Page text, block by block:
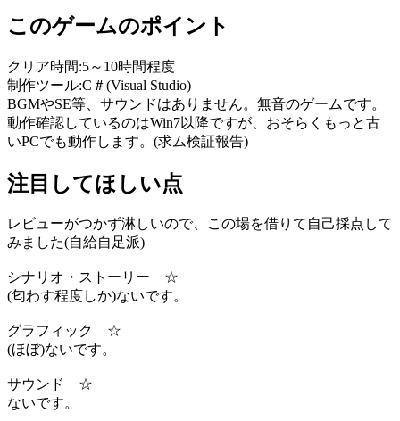
このゲームのポイント
クリア時間:5～10時間程度
制作ツール:C＃(Visual Studio)
BGMやSE等、サウンドはありません。無音のゲームです。
動作確認しているのはWin7以降ですが、おそらくもっと古
いPCでも動作します。(求ム検証報告)
注目してほしい点
レビューがつかず淋しいので、この場を借りて自己採点して
みました(自給自足派)
シナリオ・ストーリー ☆
(匂わす程度しか)ないです。
グラフィック ☆
(ほぼ)ないです。
サウンド ☆
ないです。